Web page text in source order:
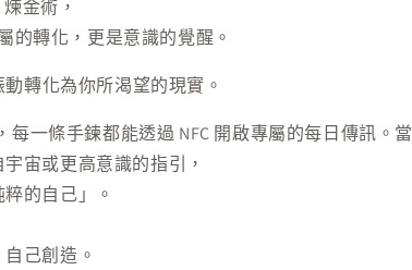
煉金術，
的轉化，更是意識的覺醒。
轉化為你所渴望的現實。
一條手鍊都能透過 NFC 開啟專屬的每日傳訊。當
宙或更高意識的指引，
的自己」。
己創造。